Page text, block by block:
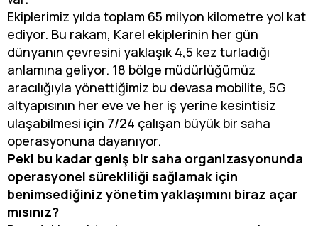
Ekiplerimiz yılda toplam 65 milyon kilometre yol kat
ediyor. Bu rakam, Karel ekiplerinin her gün
dünyanın çevresini yaklaşık 4,5 kez turladığı
anlamına geliyor. 18 bölge müdürlüğümüz
aracılığıyla yönettiğimiz bu devasa mobilite, 5G
altyapısının her eve ve her iş yerine kesintisiz
ulaşabilmesi için 7/24 çalışan büyük bir saha
operasyonuna dayanıyor.
Peki bu kadar geniş bir saha organizasyonunda
operasyonel sürekliliği sağlamak için
benimsediğiniz yönetim yaklaşımını biraz açar
mısınız?